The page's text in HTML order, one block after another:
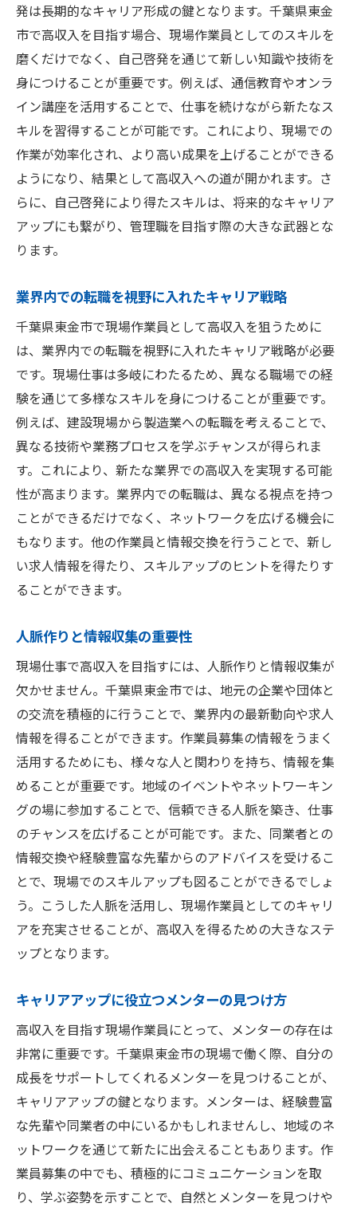
発は長期的なキャリア形成の鍵となります。千葉県東金
市で高収入を目指す場合、現場作業員としてのスキルを
磨くだけでなく、自己啓発を通じて新しい知識や技術を
身につけることが重要です。例えば、通信教育やオンラ
イン講座を活用することで、仕事を続けながら新たなス
キルを習得することが可能です。これにより、現場での
作業が効率化され、より高い成果を上げることができる
ようになり、結果として高収入への道が開かれます。さ
らに、自己啓発により得たスキルは、将来的なキャリア
アップにも繋がり、管理職を目指す際の大きな武器とな
ります。
業界内での転職を視野に入れたキャリア戦略
千葉県東金市で現場作業員として高収入を狙うために
は、業界内での転職を視野に入れたキャリア戦略が必要
です。現場仕事は多岐にわたるため、異なる職場での経
験を通じて多様なスキルを身につけることが重要です。
例えば、建設現場から製造業への転職を考えることで、
異なる技術や業務プロセスを学ぶチャンスが得られま
す。これにより、新たな業界での高収入を実現する可能
性が高まります。業界内での転職は、異なる視点を持つ
ことができるだけでなく、ネットワークを広げる機会に
もなります。他の作業員と情報交換を行うことで、新し
い求人情報を得たり、スキルアップのヒントを得たりす
ることができます。
人脈作りと情報収集の重要性
現場仕事で高収入を目指すには、人脈作りと情報収集が
欠かせません。千葉県東金市では、地元の企業や団体と
の交流を積極的に行うことで、業界内の最新動向や求人
情報を得ることができます。作業員募集の情報をうまく
活用するためにも、様々な人と関わりを持ち、情報を集
めることが重要です。地域のイベントやネットワーキン
グの場に参加することで、信頼できる人脈を築き、仕事
のチャンスを広げることが可能です。また、同業者との
情報交換や経験豊富な先輩からのアドバイスを受けるこ
とで、現場でのスキルアップも図ることができるでしょ
う。こうした人脈を活用し、現場作業員としてのキャリ
アを充実させることが、高収入を得るための大きなステ
ップとなります。
キャリアアップに役立つメンターの見つけ方
高収入を目指す現場作業員にとって、メンターの存在は
非常に重要です。千葉県東金市の現場で働く際、自分の
成長をサポートしてくれるメンターを見つけることが、
キャリアアップの鍵となります。メンターは、経験豊富
な先輩や同業者の中にいるかもしれませんし、地域のネ
ットワークを通じて新たに出会えることもあります。作
業員募集の中でも、積極的にコミュニケーションを取
り、学ぶ姿勢を示すことで、自然とメンターを見つけや